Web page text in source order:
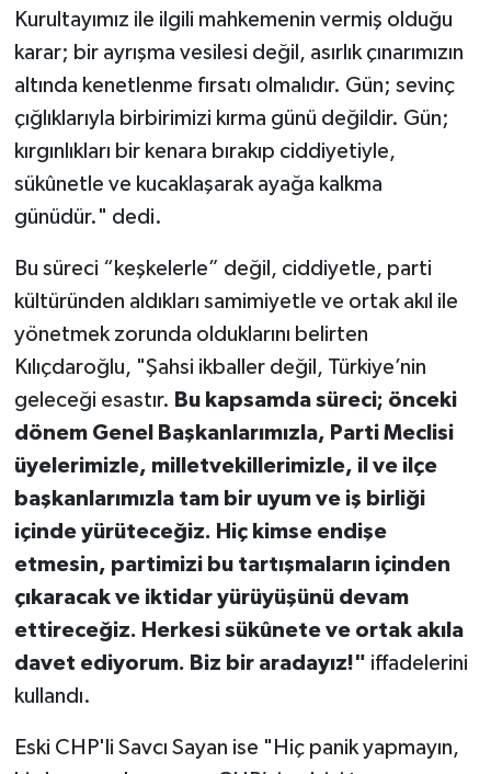
Kurultayımız ile ilgili mahkemenin vermiş olduğu
karar; bir ayrışma vesilesi değil, asırlık çınarımızın
altında kenetlenme fırsatı olmalıdır. Gün; sevinç
çığlıklarıyla birbirimizi kırma günü değildir. Gün;
kırgınlıkları bir kenara bırakıp ciddiyetiyle,
sükûnetle ve kucaklaşarak ayağa kalkma
günüdür." dedi.
Bu süreci “keşkelerle” değil, ciddiyetle, parti
kültüründen aldıkları samimiyetle ve ortak akıl ile
yönetmek zorunda olduklarını belirten
Kılıçdaroğlu, "Şahsi ikballer değil, Türkiye’nin
geleceği esastır. Bu kapsamda süreci; önceki
dönem Genel Başkanlarımızla, Parti Meclisi
üyelerimizle, milletvekillerimizle, il ve ilçe
başkanlarımızla tam bir uyum ve iş birliği
içinde yürüteceğiz. Hiç kimse endişe
etmesin, partimizi bu tartışmaların içinden
çıkaracak ve iktidar yürüyüşünü devam
ettireceğiz. Herkesi sükûnete ve ortak akıla
davet ediyorum. Biz bir aradayız!" iffadelerini
kullandı.
Eski CHP'li Savcı Sayan ise "Hiç panik yapmayın,